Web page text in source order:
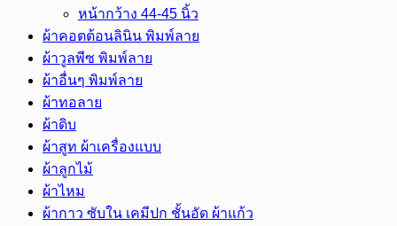
หน้ากว้าง 44-45 นิ้ว
ผ้าคอตต้อนลินิน พิมพ์ลาย
ผ้าวูลพีซ พิมพ์ลาย
ผ้าอื่นๆ พิมพ์ลาย
ผ้าทอลาย
ผ้าดิบ
ผ้าสูท ผ้าเครื่องแบบ
ผ้าลูกไม้
ผ้าไหม
ผ้ากาว ซับใน เคมีปก ชั้นอัด ผ้าแก้ว